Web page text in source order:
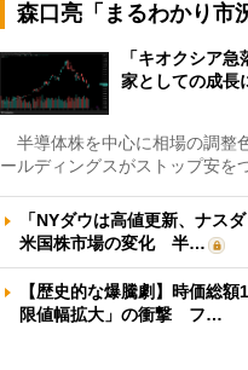
森口亮「まるわかり市
「キオクシア
家としての成
半導体株を中心に相場の調整
ールディングスがストップ安を
「NYダウは高値更新、ナス
米国株市場の変化 半…
【歴史的な爆騰劇】時価総
限値幅拡大」の衝撃 フ…